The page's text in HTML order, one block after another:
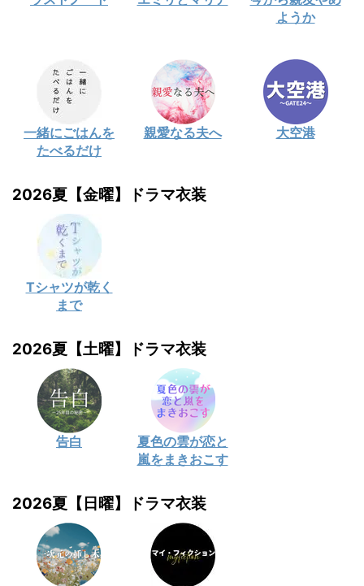
ようか
一緒にごはんを
たべるだけ
親愛なる夫へ 大空港
2026夏【金曜】ドラマ衣装
Tシャツが乾く
まで
2026夏【土曜】ドラマ衣装
告白
夏色の雲が恋と
嵐をまきおこす
2026夏【日曜】ドラマ衣装